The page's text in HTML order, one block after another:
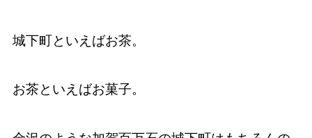
城下町といえばお茶。
お茶といえばお菓子。